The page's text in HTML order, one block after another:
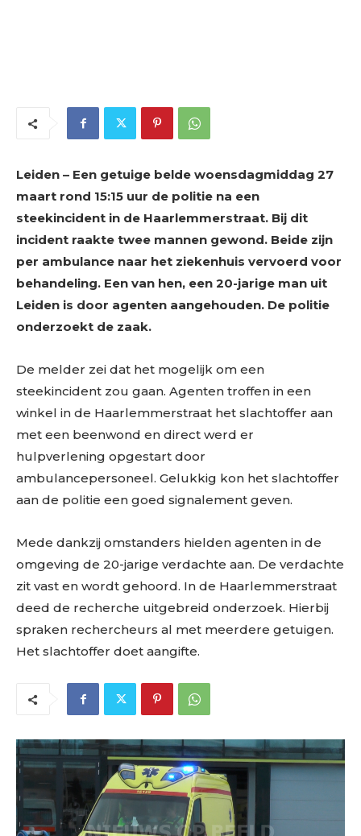
Leiden – Een getuige belde woensdagmiddag 27
maart rond 15:15 uur de politie na een
steekincident in de Haarlemmerstraat. Bij dit
incident raakte twee mannen gewond. Beide zijn
per ambulance naar het ziekenhuis vervoerd voor
behandeling. Een van hen, een 20-jarige man uit
Leiden is door agenten aangehouden. De politie
onderzoekt de zaak.
De melder zei dat het mogelijk om een
steekincident zou gaan. Agenten troffen in een
winkel in de Haarlemmerstraat het slachtoffer aan
met een beenwond en direct werd er
hulpverlening opgestart door
ambulancepersoneel. Gelukkig kon het slachtoffer
aan de politie een goed signalement geven.
Mede dankzij omstanders hielden agenten in de
omgeving de 20-jarige verdachte aan. De verdachte
zit vast en wordt gehoord. In de Haarlemmerstraat
deed de recherche uitgebreid onderzoek. Hierbij
spraken rechercheurs al met meerdere getuigen.
Het slachtoffer doet aangifte.